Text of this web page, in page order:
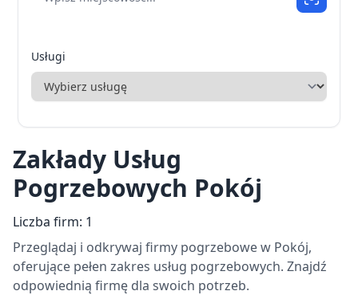
Usługi
Zakłady Usług
Pogrzebowych Pokój
Liczba firm: 1
Przeglądaj i odkrywaj firmy pogrzebowe w Pokój,
oferujące pełen zakres usług pogrzebowych. Znajdź
odpowiednią firmę dla swoich potrzeb.